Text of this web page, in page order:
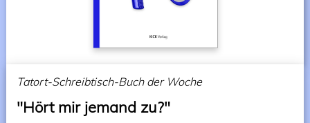
Tatort-Schreibtisch-Buch der Woche
"Hört mir jemand zu?"